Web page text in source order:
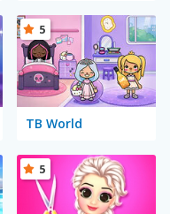
TB World
5
5